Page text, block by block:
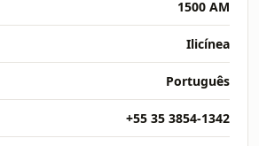
1500 AM
Ilicínea
Português
+55 35 3854-1342